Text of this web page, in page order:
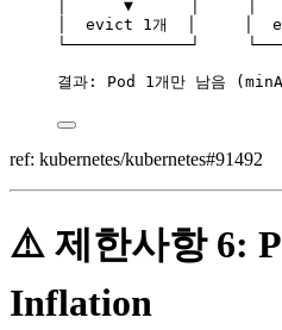
│      ▼      │     │
│  evict 1개  │     │
└─────────────┘
결과: Pod 1개만 남음
ref: kubernetes/kubernetes#91492
⚠️ 제한사항 6:
Inflation